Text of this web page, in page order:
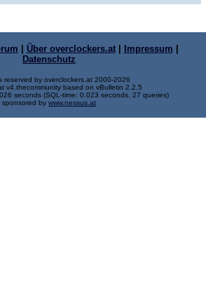
Über overclockers.at| Impressum
Datenschutz
reserved by overclockers.at 2000-2026
v4.thecommunity based on vBulletin 2.2.5
seconds (SQL-time: 0.023 seconds, 27 queries)
sponsored by www.nessus.at